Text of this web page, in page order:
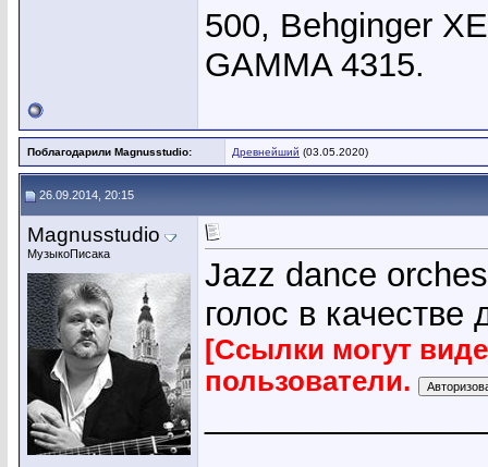
500, Behginger
GAMMA 4315.
Поблагодарили Magnusstudio: Древнейший (03.05.2020)
26.09.2014, 20:15
Magnusstudio
МузыкоПисака
Jazz dance
голос в качестве
[Ссылки могут
пользователи.